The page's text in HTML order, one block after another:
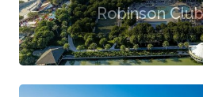
Robinson